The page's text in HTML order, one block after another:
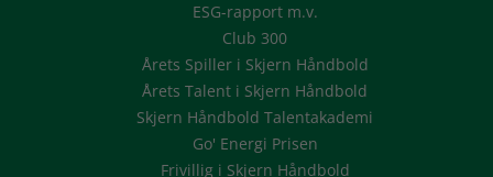
ESG-rapport m.v.
Club 300
Årets Spiller i Skjern Håndbold
Årets Talent i Skjern Håndbold
Skjern Håndbold Talentakademi
Go' Energi Prisen
Frivillig i Skjern Håndbold